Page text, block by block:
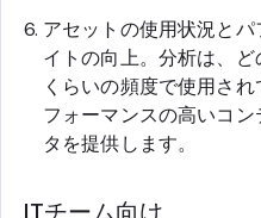
アセットの使用状況と
イトの向上。分析は、
くらいの頻度で使用さ
フォーマンスの高いコ
タを提供します。